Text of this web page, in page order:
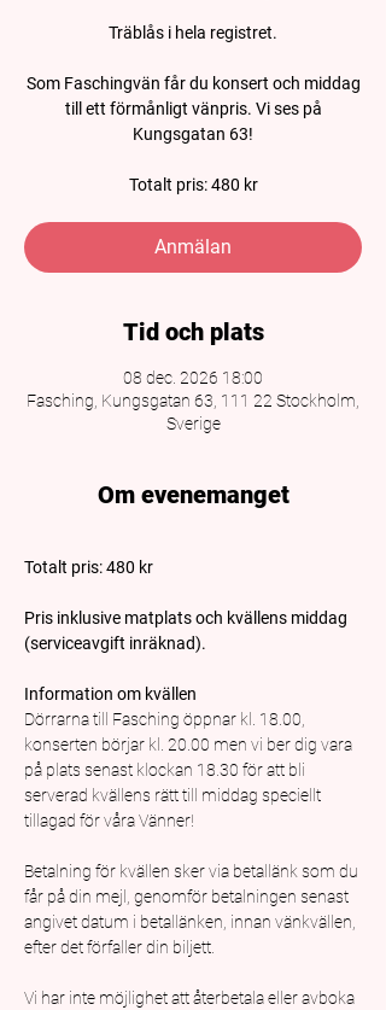
Träblås i hela registret.
Som Faschingvän får du konsert och middag
till ett förmånligt vänpris. Vi ses på
Kungsgatan 63!
Totalt pris: 480 kr
Anmälan
Tid och plats
08 dec. 2026 18:00
Fasching, Kungsgatan 63, 111 22 Stockholm,
Sverige
Om evenemanget
Totalt pris: 480 kr
Pris inklusive matplats och kvällens middag
(serviceavgift inräknad).
Information om kvällen
Dörrarna till Fasching öppnar kl. 18.00,
konserten börjar kl. 20.00 men vi ber dig vara
på plats senast klockan 18.30 för att bli
serverad kvällens rätt till middag speciellt
tillagad för våra Vänner!
Betalning för kvällen sker via betallänk som du
får på din mejl, genomför betalningen senast
angivet datum i betallänken, innan vänkvällen,
efter det förfaller din biljett.
Vi har inte möjlighet att återbetala eller avboka